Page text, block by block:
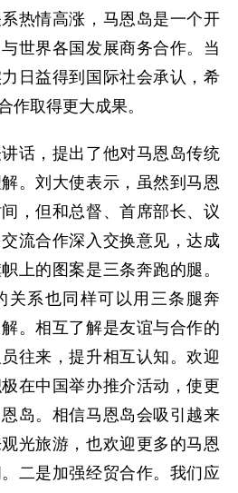
热情高涨，马恩岛是一个开
世界各国发展商务合作。当
日益得到国际社会承认，希
作取得更大成果。
，提出了他对马恩岛传统
。刘大使表示，虽然到马恩
，但和总督、首席部长、议
流合作深入交换意见，达成
上的图案是三条奔跑的腿。
关系也同样可以用三条腿奔
。相互了解是友谊与合作的
往来，提升相互认知。欢迎
在中国举办推介活动，使更
岛。相信马恩岛会吸引越来
光旅游，也欢迎更多的马恩
二是加强经贸合作。我们应